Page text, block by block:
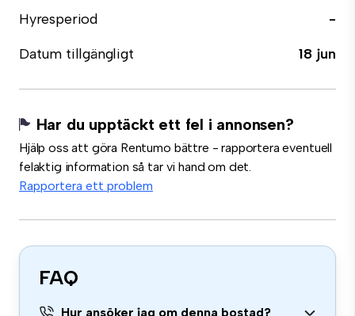
Hyresperiod
-
Datum tillgängligt
18 jun
Har du upptäckt ett fel i annonsen?
Hjälp oss att göra Rentumo bättre - rapportera eventuell
felaktig information så tar vi hand om det.
Rapportera ett problem
FAQ
Hur ansöker jag om denna bostad?